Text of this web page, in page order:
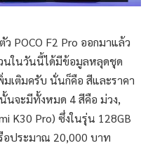
POCO F2 Pro ออกมาแล้ว
ในวันนี้ได้มีข้อมูลหลุดชุด
มเติมครับ นั่นก็คือ สีและราคา
นจะมีทั้งหมด 4 สีคือ ม่วง,
K30 Pro) ซึ่งในรุ่น 128GB
อประมาณ 20,000 บาท